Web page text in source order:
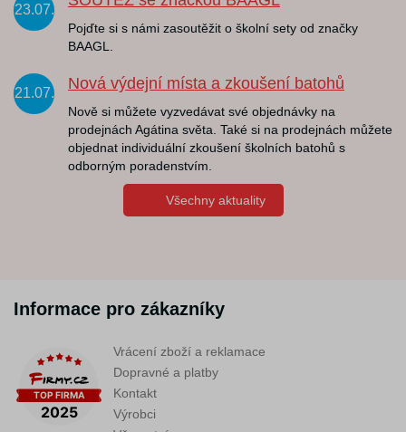
23.07.
Pojďte si s námi zasoutěžit o školní sety od značky
BAAGL.
21.07.
Nová výdejní místa a zkoušení batohů
Nově si můžete vyzvedávat své objednávky na
prodejnách Agátina světa. Také si na prodejnách můžete
objednat individuální zkoušení školních batohů s
odborným poradenstvím.
Všechny aktuality
Informace pro zákazníky
Vrácení zboží a reklamace
Dopravné a platby
Kontakt
Výrobci